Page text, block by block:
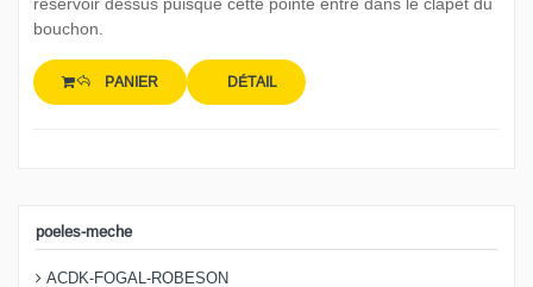
réservoir dessus puisque cette pointe entre dans le clapet du
bouchon.
PANIER DÉTAIL
poeles-meche
ACDK-FOGAL-ROBESON